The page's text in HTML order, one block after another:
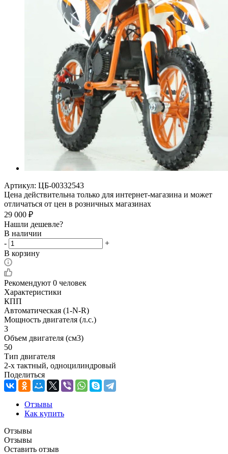
Артикул: ЦБ-00332543
Цена действительна только для интернет-магазина и может
отличаться от цен в розничных магазинах
29 000 ₽
Нашли дешевле?
В наличии
-
+
В корзину
Рекомендуют 0 человек
Характеристики
КПП
Автоматическая (1-N-R)
Мощность двигателя (л.с.)
3
Объем двигателя (см3)
50
Тип двигателя
2-х тактный, одноцилиндровый
Поделиться
Отзывы
Как купить
Отзывы
Отзывы
Оставить отзыв